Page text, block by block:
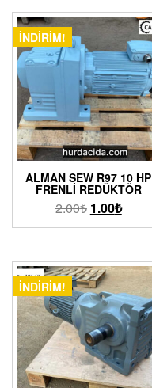
İNDIRIM!
ALMAN SEW R97 10 HP
FRENLI REDÜKTÖR
2.00₺ 1.00₺
İNDIRIM!